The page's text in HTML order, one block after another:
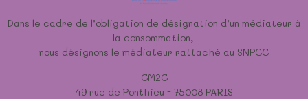
Dans le cadre de l’obligation de désignation d’un médiateur à
la consommation,
nous désignons le médiateur rattaché au SNPCC
CM2C
49 rue de Ponthieu - 75008 PARIS